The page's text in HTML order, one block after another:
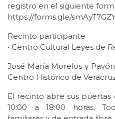
registro en el siguiente
https://forms.gle/
Recinto participante
• Centro Cultural Leyes de
José María Morelos y
Centro Histórico de
El recinto abre sus
10:00 a 18:00 horas.